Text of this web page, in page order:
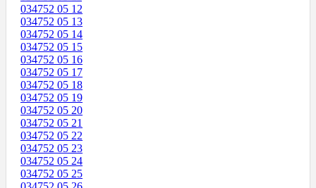
034752 05 12
034752 05 13
034752 05 14
034752 05 15
034752 05 16
034752 05 17
034752 05 18
034752 05 19
034752 05 20
034752 05 21
034752 05 22
034752 05 23
034752 05 24
034752 05 25